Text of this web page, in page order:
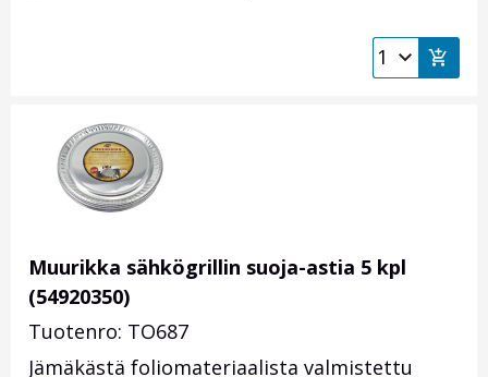
Muurikka sähkögrillin suoja-astia 5 kpl
(54920350)
Tuotenro: TO687
Jämäkästä foliomateriaalista valmistettu